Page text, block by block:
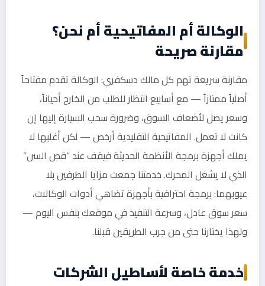
الوكالة أم المفاتيحية أم نحن؟
مقارنة صريحة
مقارنة سريعة تهم كل مالك دسكفري: الوكالة تقدم مفتاحاً
أصلياً ممتازاً — مع أسابيع انتظار للطلب من الخارج أحياناً،
وسعر يصل لأضعاف السوق، وضرورة سحب السيارة إليها إن
كانت لا تعمل. المفاتيحية التقليدية أرخص — لكن أغلبها لا
يملك أجهزة برمجة الأنظمة الحديثة فيقف عند “قص السن”
الذي لا يشغل المحرك. خدمتنا جمعت مزايا الطرفين بلا
عيوبهما: برمجة احترافية بأجهزة تضاهي أدوات الوكالات،
سعر سوق عادل، وسرعة التنفيذ في موقعك بنفس اليوم —
ولهذا يختارنا حتى من جرب الطريقين قبلنا.
خدمة خاصة لأساطيل الشركات